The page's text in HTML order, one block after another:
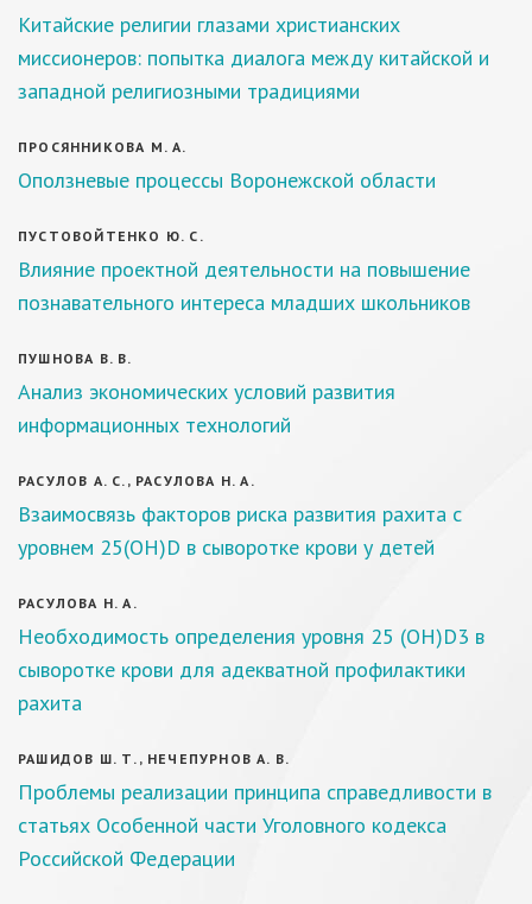
Китайские религии глазами христианских
миссионеров: попытка диалога между китайской и
западной религиозными традициями
ПРОСЯННИКОВА М. А.
Оползневые процессы Воронежской области
ПУСТОВОЙТЕНКО Ю. С.
Влияние проектной деятельности на повышение
познавательного интереса младших школьников
ПУШНОВА В. В.
Анализ экономических условий развития
информационных технологий
РАСУЛОВ А. С., РАСУЛОВА Н. А.
Взаимосвязь факторов риска развития рахита с
уровнем 25(ОН)D в сыворотке крови у детей
РАСУЛОВА Н. А.
Необходимость определения уровня 25 (OH)D3 в
сыворотке крови для адекватной профилактики
рахита
РАШИДОВ Ш. Т., НЕЧЕПУРНОВ А. В.
Проблемы реализации принципа справедливости в
статьях Особенной части Уголовного кодекса
Российской Федерации